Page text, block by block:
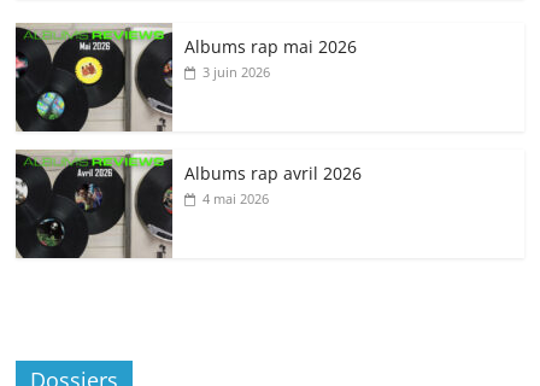
Albums rap mai 2026
3 juin 2026
Albums rap avril 2026
4 mai 2026
Dossiers